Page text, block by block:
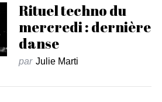
Rituel techno du
mercredi : dernière
danse
par Julie Marti